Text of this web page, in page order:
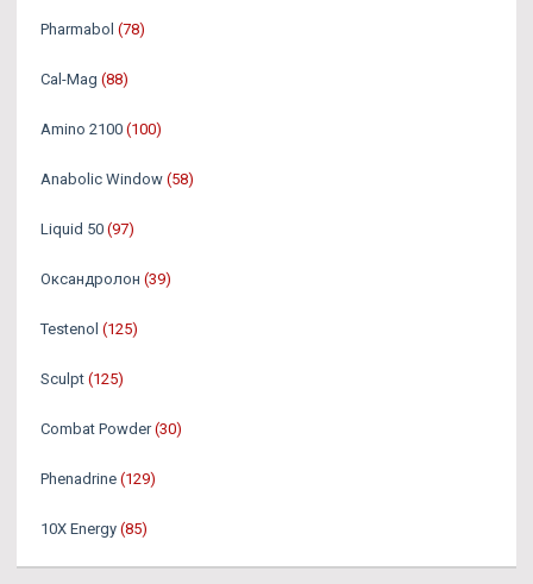
Pharmabol (78)
Cal-Mag (88)
Amino 2100 (100)
Anabolic Window (58)
Liquid 50 (97)
Оксандролон (39)
Testenol (125)
Sculpt (125)
Combat Powder (30)
Phenadrine (129)
10X Energy (85)